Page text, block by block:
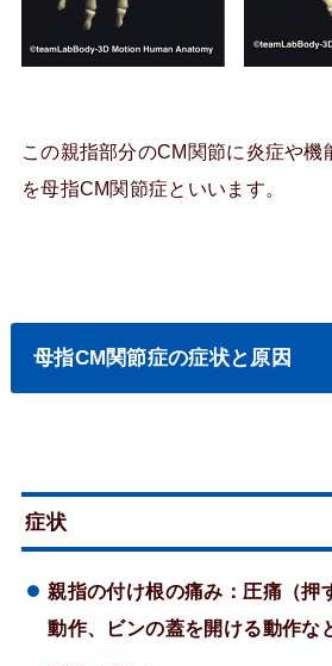
この親指部分のCM関節に炎症や機
を母指CM関節症といいます。
母指CM関節症の症状と原因
症状
親指の付け根の痛み：圧痛（押
動作、ビンの蓋を開ける動作な